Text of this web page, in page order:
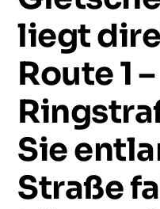
liegt
Route1 –
Sie
Straße